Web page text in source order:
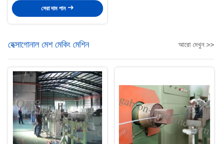
সেরা দাম পান
হেক্সাগোনাল মেশ মেকিং মেশিন আরো দেখুন >>